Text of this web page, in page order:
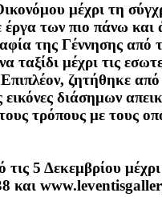
μέχρι τη
των πιο πάνω
της Γέννησης από
μέχρι τις
ζητήθηκε
διάσημων
τρόπους με τους
τις 5 Δεκεμβρίου
και